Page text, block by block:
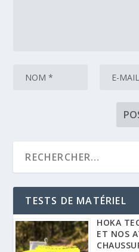
TESTS DE MATÉRIEL
HOKA
ET NOS